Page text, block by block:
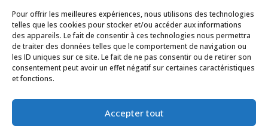
Pour offrir les meilleures expériences, nous utilisons des technologies
telles que les cookies pour stocker et/ou accéder aux informations
des appareils. Le fait de consentir à ces technologies nous permettra
de traiter des données telles que le comportement de navigation ou
les ID uniques sur ce site. Le fait de ne pas consentir ou de retirer son
consentement peut avoir un effet négatif sur certaines caractéristiques
et fonctions.
Accepter tout
✆ +32 477 91 58 46
✉ infos@coeurs-en-choeur.be
Toute proposition de partenariat en développement sera